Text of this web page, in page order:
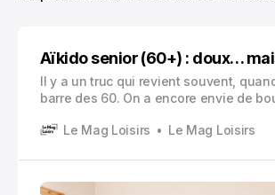
Aïkido senior (60+) : doux…
Il y a un truc qui revient souvent,
barre des 60. On a encore envie de
rentrer d’un cours en boitant pendant
Le Mag Loisirs Le Mag Loisirs